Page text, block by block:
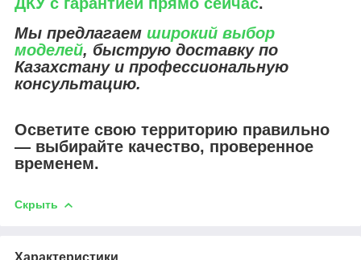
Мы предлагаем широкий выбор
моделей, быструю доставку по
Казахстану и профессиональную
консультацию.
Осветите свою территорию правильно
— выбирайте качество, проверенное
временем.
Скрыть
Характеристики